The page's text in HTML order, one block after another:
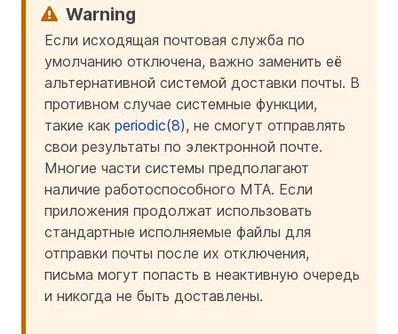
Если исходящая почтовая служба по
умолчанию отключена, важно заменить её
альтернативной системой доставки почты. В
противном случае системные функции,
такие как periodic(8), не смогут отправлять
свои результаты по электронной почте.
Многие части системы предполагают
наличие работоспособного MTA. Если
приложения продолжат использовать
стандартные исполняемые файлы для
отправки почты после их отключения,
письма могут попасть в неактивную очередь
и никогда не быть доставлены.